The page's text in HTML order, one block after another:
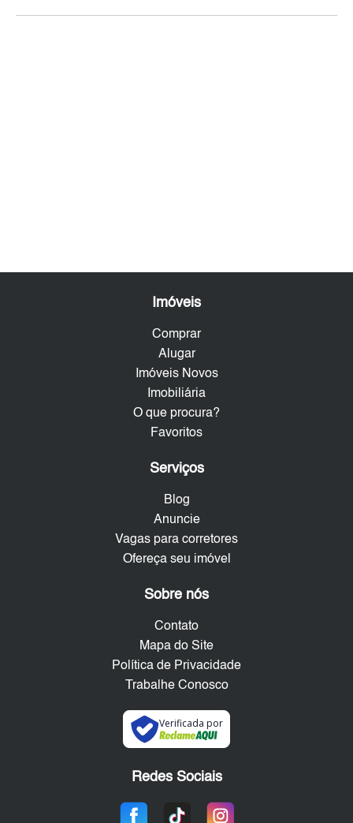
Imóveis
Comprar
Alugar
Imóveis Novos
Imobiliária
O que procura?
Favoritos
Serviços
Blog
Anuncie
Vagas para corretores
Ofereça seu imóvel
Sobre nós
Contato
Mapa do Site
Política de Privacidade
Trabalhe Conosco
Verificada por
Redes Sociais